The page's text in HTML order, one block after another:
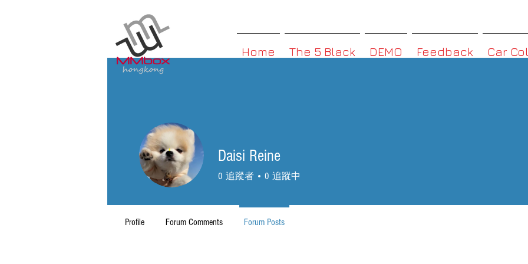
Home The 5 Black DEMO Feedback Car
Daisi Reine
0 追蹤者 0 追蹤中
Profile Forum Comments Forum Posts